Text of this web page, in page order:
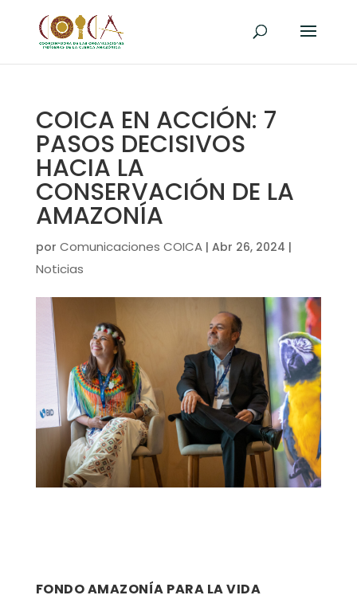
COICA EN ACCIÓN: 7
PASOS DECISIVOS
HACIA LA
CONSERVACIÓN DE LA
AMAZONÍA
por Comunicaciones COICA| Abr 26, 2024 |
Noticias
FONDO AMAZONÍA PARA LA VIDA